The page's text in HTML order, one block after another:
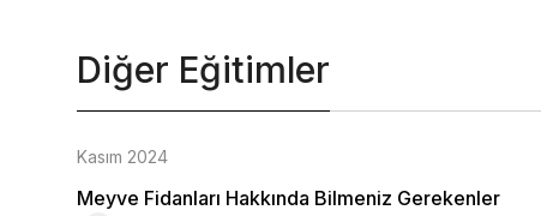
Diğer Eğitimler
Kasım 2024
Meyve Fidanları Hakkında Bilmeniz Gerekenler